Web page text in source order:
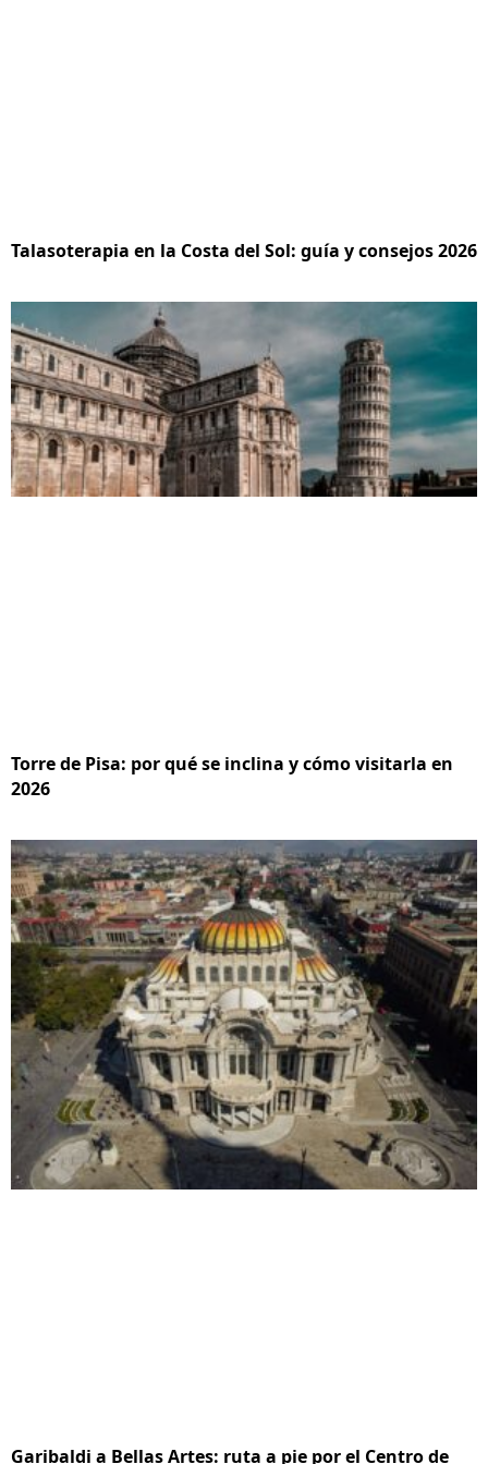
Talasoterapia en la Costa del Sol: guía y consejos 2026
Torre de Pisa: por qué se inclina y cómo visitarla en
2026
Garibaldi a Bellas Artes: ruta a pie por el Centro de